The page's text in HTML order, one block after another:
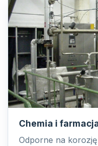
Chemia i
Odporne na